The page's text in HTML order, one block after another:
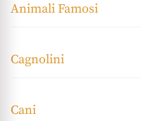
Animali Famosi
Cagnolini
Cani